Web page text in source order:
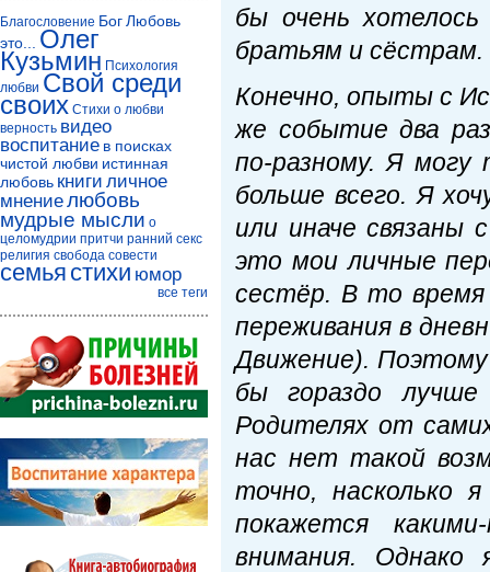
бы очень
братьям и сёстрам.
Конечно, опыты с
же событие два
по-разному. Я могу
больше всего. Я
или иначе
это мои личные
сестёр. В то время
переживания в
Движение). Поэтому
бы гораздо
Родителях от
нас нет такой
точно,
покажется
внимания.
Благословение БогЛюбовь
это...
Олег
Кузьмин Психология
любви Свой среди
своих Стихи о любви
верность видео
воспитание в поисках
чистой любви истинная
любовь книги личное
мнениелюбовь
мудрые мысли о
целомудрии притчи ранний секс
религия свобода совести
семья стихи юмор
все теги